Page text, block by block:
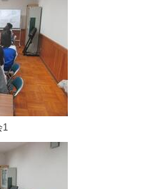
1